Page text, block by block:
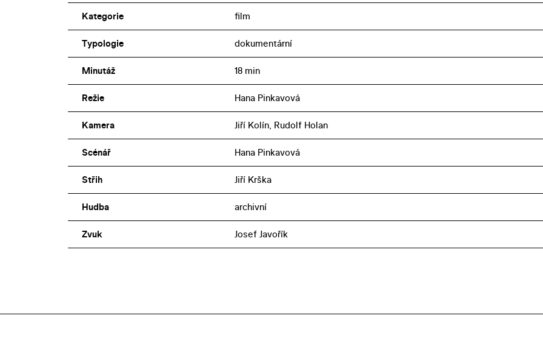
Kategorie film
Typologie dokumentární
Minutáž 18 min
Režie Hana Pinkavová
Kamera Jiří Kolín, Rudolf Holan
Scénář Hana Pinkavová
Střih Jiří Krška
Hudba archivní
Zvuk Josef Javořík